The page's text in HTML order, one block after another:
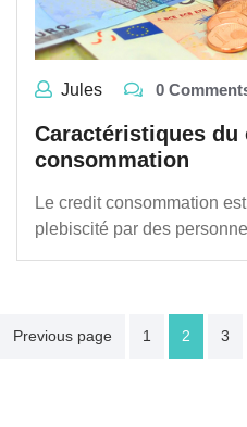
Jules 0
Caractéristiques du
consommation
Le credit consommation
plebiscité par des
Navigation
Previous page 1 2 3